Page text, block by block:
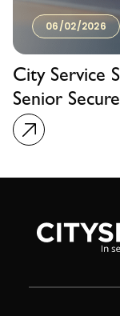
06/02/2026
City Service
Senior